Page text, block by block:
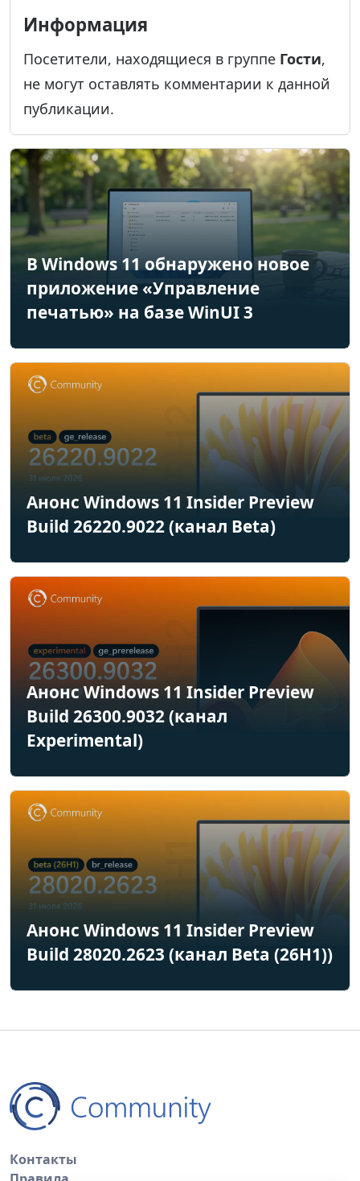
Информация
Посетители, находящиеся в группе Гости,
не могут оставлять комментарии к данной
публикации.
В Windows 11 обнаружено новое
приложение «Управление
печатью» на базе WinUI 3
Анонс Windows 11 Insider Preview
Build 26220.9022 (канал Beta)
Анонс Windows 11 Insider Preview
Build 26300.9032 (канал
Experimental)
Анонс Windows 11 Insider Preview
Build 28020.2623 (канал Beta (26H1))
Контакты